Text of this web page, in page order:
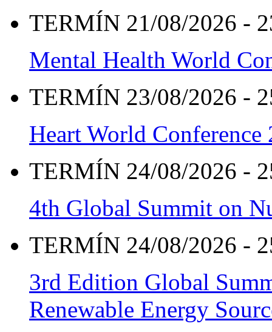
TERMÍN 21/08/2026 -
Mental Health World
TERMÍN 23/08/2026 -
Heart World Conference
TERMÍN 24/08/2026 -
4th Global Summit on
TERMÍN 24/08/2026 -
3rd Edition Global
Renewable Energy